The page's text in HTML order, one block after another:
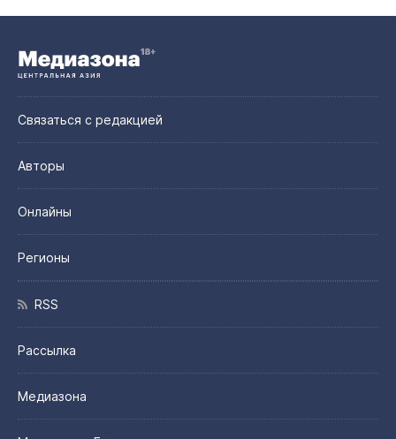
Связаться с редакцией
Авторы
Онлайны
Регионы
RSS
Рассылка
Медиазона